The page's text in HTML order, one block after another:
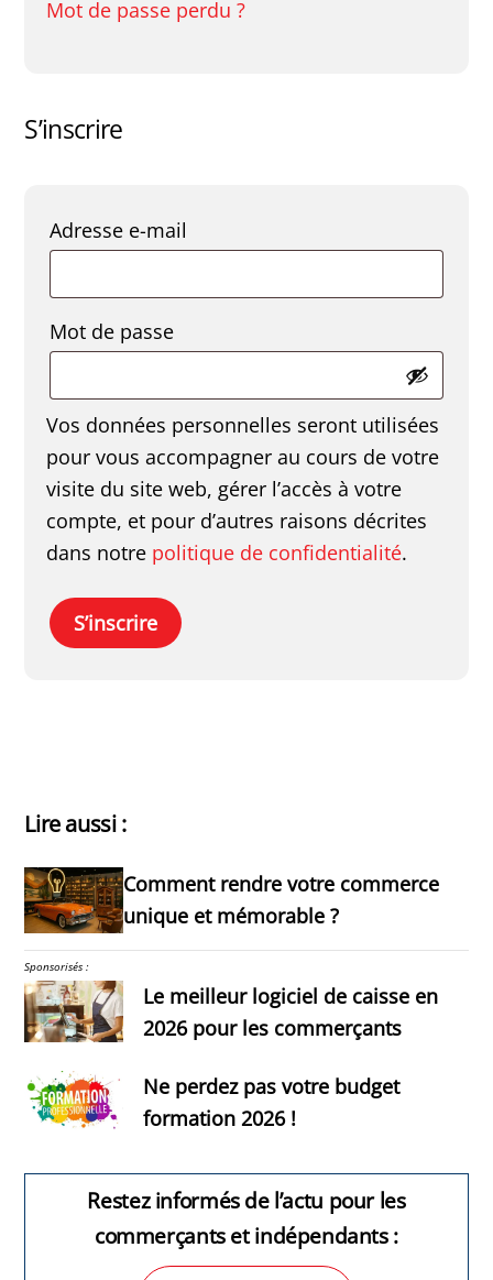
Mot de passe perdu ?
S’inscrire
Adresse e-mail
Mot de passe
Vos données personnelles seront utilisées
pour vous accompagner au cours de votre
visite du site web, gérer l’accès à votre
compte, et pour d’autres raisons décrites
dans notre politique de confidentialité.
S’inscrire
Lire aussi :
Comment rendre votre commerce
unique et mémorable ?
Sponsorisés :
Le meilleur logiciel de caisse en
2026 pour les commerçants
Ne perdez pas votre budget
formation 2026 !
Restez informés de l’actu pour les
commerçants et indépendants :